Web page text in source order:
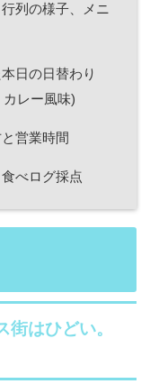
列の様子、メニ
日の日替わり
レー風味)
営業時間
べログ採点
はひどい。